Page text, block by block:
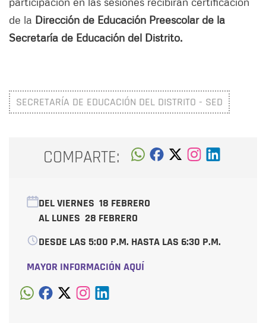
de la Dirección de Educación Preescolar de la
Secretaría de Educación del Distrito.
SECRETARÍA DE EDUCACIÓN DEL DISTRITO - SED
COMPARTE:
DEL VIERNES 18 FEBRERO
AL LUNES 28 FEBRERO
DESDE LAS 5:00 P.M. HASTA LAS 6:30 P.M.
MAYOR INFORMACIÓN AQUÍ